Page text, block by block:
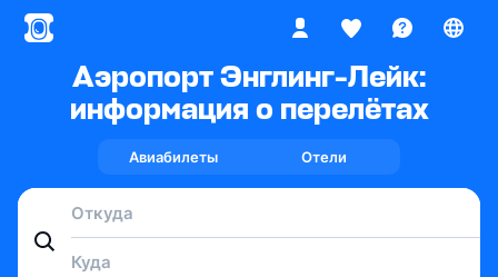
Аэропорт Энглинг-Лейк:
информация о перелётах
Авиабилеты Отели